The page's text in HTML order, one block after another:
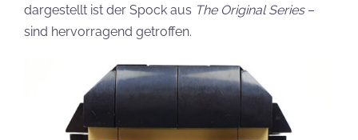
dargestellt ist der Spock aus The Original Series–
sind hervorragend getroffen.